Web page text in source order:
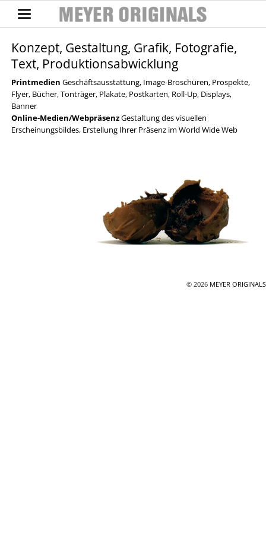
Konzept, Gestaltung, Grafik, Fotografie,
Text, Produktionsabwicklung
Printmedien Geschäftsausstattung, Image-Broschüren, Prospekte,
Flyer, Bücher, Tonträger, Plakate, Postkarten, Roll-Up, Displays,
Banner
Online-Medien/WebpräsenzGestaltung des visuellen
Erscheinungsbildes, Erstellung Ihrer Präsenz im World Wide Web
© 2026 MEYER ORIGINALS